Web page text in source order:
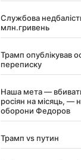
Службова
млн.гривень
Трамп опублікував
переписку
Наша мета —
росіян на місяць, —
оборони Федоров
Трамп vs путин